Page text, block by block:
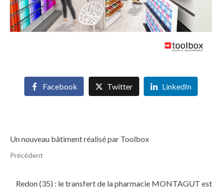
Facebook Twitter LinkedIn
Un nouveau bâtiment réalisé par Toolbox
Précédent
Redon (35) : le transfert de la pharmacie MONTAGUT est